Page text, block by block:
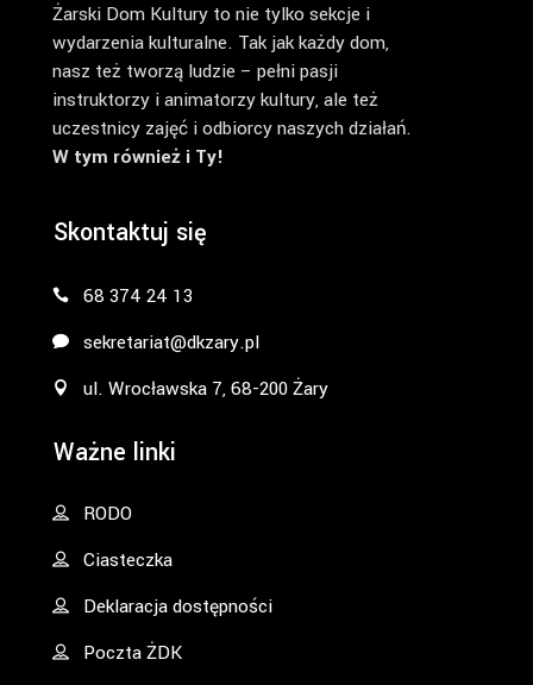
Żarski Dom Kultury to nie tylko sekcje i
wydarzenia kulturalne. Tak jak każdy dom,
nasz też tworzą ludzie – pełni pasji
instruktorzy i animatorzy kultury, ale też
uczestnicy zajęć i odbiorcy naszych działań.
W tym również i Ty!
Skontaktuj się
68 374 24 13
sekretariat@dkzary.pl
ul. Wrocławska 7, 68-200 Żary
Ważne linki
RODO
Ciasteczka
Deklaracja dostępności
Poczta ŻDK